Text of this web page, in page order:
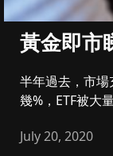
黃金即市
半年過去，市
幾%，ETF被大
July 20, 2020